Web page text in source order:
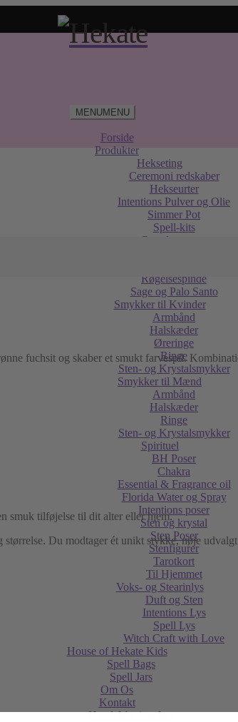
MENUMENU
Forside
Produkter
Hekseting
Ceremoni redskaber
Hekseurter
Intentions Pulver og Olie
Simmer Pot
Spell-kits
Røgelse
Røgelsespinde
Sage og Palo Santo
Smykker til Kvinder
Armbånd
Halskæder
Øreringe
Ringe
Sten- og Krystalsmykker
Smykker til Mænd
Armbånd
Halskæder
Ringe
Sten- og Krystalsmykker
Spirituel
BH Poser
Chakra
Essential & Fragrance oil
Florida Water og Spray
Intentions poser
Sten og krystal
Sten Poser
Stenfigurer
Tarotkort
Til Hjemmet
Voks- og Stearinlys
Duft og Sten
Intentions Lys
Spell Lys
Witch Craft with Love
House of Hekate Kids
Spell Bags
Spell Jars
Om Os
Kontakt
Handelsbetingelser
fuchsit og skaber et smukt farvespil.
smuk tilføjelse til dit alter eller hjem.
Du modtager ét unikt stykke, nøje